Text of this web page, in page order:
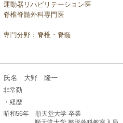
運動器リハビリテーション医
脊椎脊髄外科専門医
専門分野：脊椎・脊髄
氏名 大野 隆一
非常勤
・経歴
昭和56年 順天堂大学 卒業